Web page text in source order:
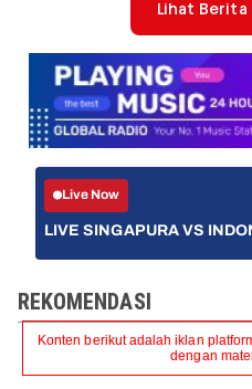
Lihat Berita
Live Now
LIVE SINGAPURA VS